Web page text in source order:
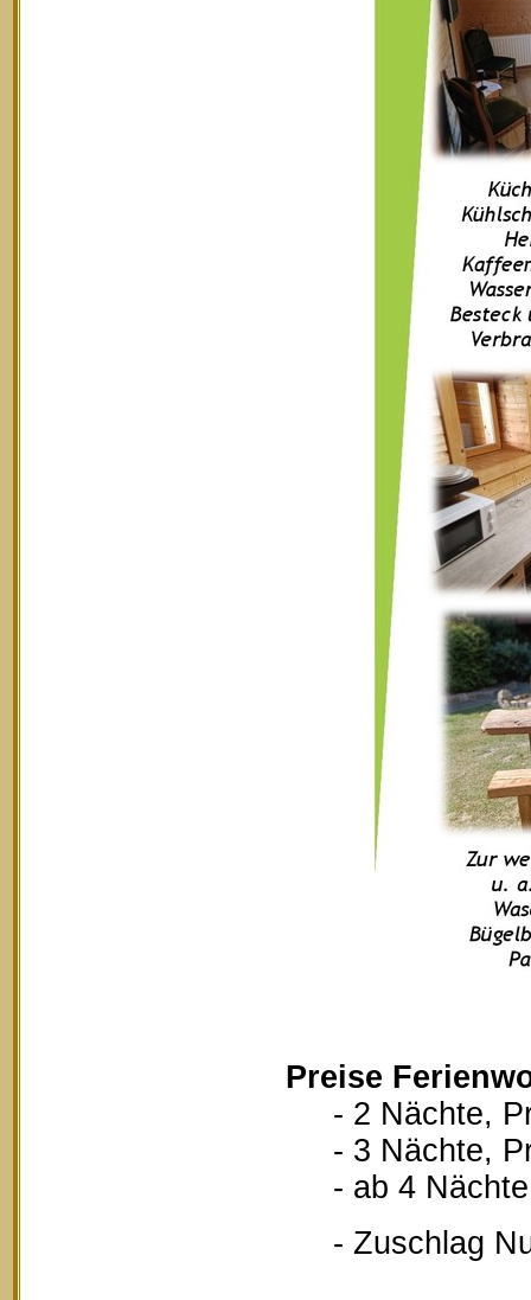
Preise
- 2 Nächte,
- 3 Nächte,
- ab 4 Nächte,
- Zuschlag